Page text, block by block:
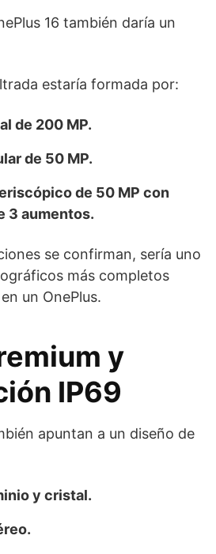
16 también daría un
estaría formada por:
de 200 MP.
de 50 MP.
de 50 MP con
3 aumentos.
se confirman, sería uno
más completos
un OnePlus.
y
IP69
apuntan a un diseño de
y cristal.